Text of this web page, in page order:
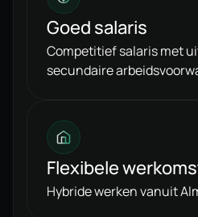
Goed salaris
Competitief salaris met
secundaire
Flexibele
Hybride werken vanuit